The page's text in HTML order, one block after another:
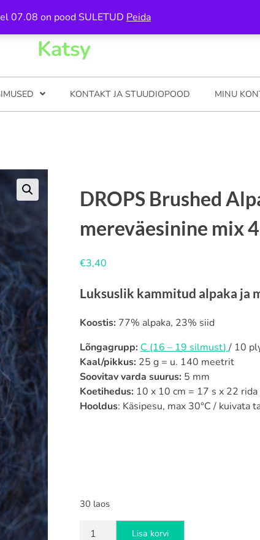
07.08 on pood SULETUD Peida
ajad on kirjas kontkati all
Katsy
KONTAKT JA STUUDIOPOOD MINU
DROPS Brushed
mereväesinine mix
€3,40
Luksuslik kammitud alpaka ja
Koostis: 77% alpaka, 23% siid
Lõngagrupp: C (16 – 19 silmust)/ 10
Kaal/pikkus: 25 g = u. 140 meetrit
Soovitav varda suurus: 5 mm
Koetihedus: 10 x 10 cm = 17 s x 22 rida
Hooldus: Käsipesu, max 30°C / kuivata
30 laos
DROPS
Lisa korvi